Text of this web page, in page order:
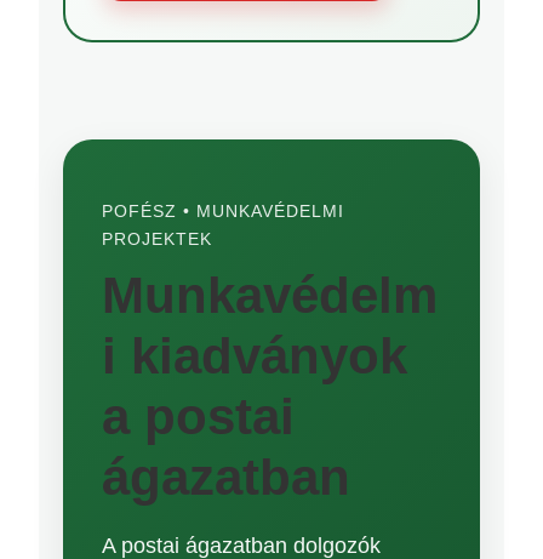
POFÉSZ • MUNKAVÉDELMI
PROJEKTEK
Munkavédelm
i kiadványok
a postai
ágazatban
A postai ágazatban dolgozók